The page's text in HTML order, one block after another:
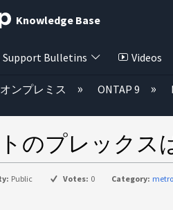
Knowledge Base
Support Bulletins Videos
階層を展開/折りたた
オンプレミス ONTAP 9
のプレックス
Public Votes: 0 Category: